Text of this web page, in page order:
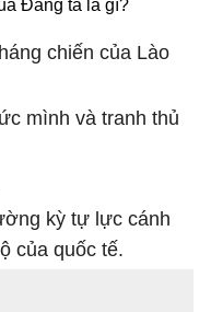
Đảng ta là gì?
chiến của Lào
mình và tranh thủ
kỳ tự lực cánh
của quốc tế.